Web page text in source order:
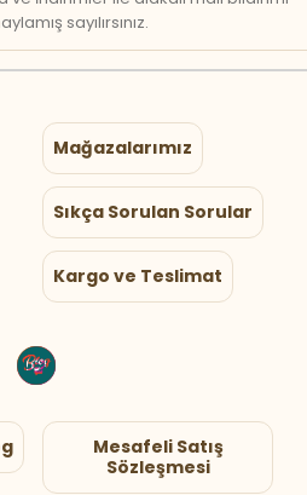
sayılırsınız.
Mağazalarımız
Sıkça Sorulan Sorular
Kargo ve Teslimat
Mesafeli Satış
Sözleşmesi